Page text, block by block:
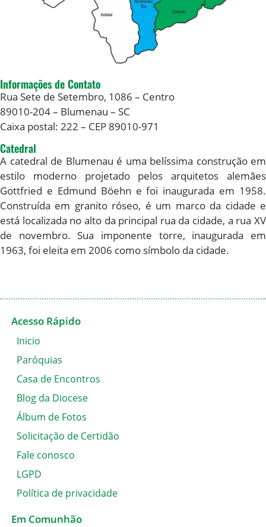
Informações de Contato
Rua Sete de Setembro, 1086 – Centro
89010-204 – Blumenau – SC
Caixa postal: 222 – CEP 89010-971
Catedral
A catedral de Blumenau é uma belíssima construção em
estilo moderno projetado pelos arquitetos alemães
Gottfried e Edmund Böehn e foi inaugurada em 1958.
Construída em granito róseo, é um marco da cidade e
está localizada no alto da principal rua da cidade, a rua XV
de novembro. Sua imponente torre, inaugurada em
1963, foi eleita em 2006 como símbolo da cidade.
Acesso Rápido
Inicio
Paróquias
Casa de Encontros
Blog da Diocese
Álbum de Fotos
Solicitação de Certidão
Fale conosco
LGPD
Política de privacidade
Em Comunhão